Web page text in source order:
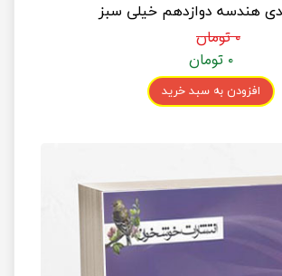
هندسه دوازدهم خیلی سبز
۰ تومان
۰ تومان
افزودن به سبد خرید